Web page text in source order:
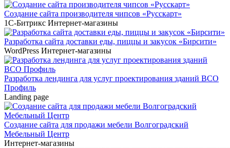
Создание сайта производителя чипсов «Русскарт»
1С-Битрикс Интернет-магазины
Разработка сайта доставки еды, пиццы и закусок «Бирсити»
WordPress Интернет-магазины
Разработка лендинга для услуг проектирования зданий ВСО
Профиль
Landing page
Создание сайта для продажи мебели Волгоградский
Мебельный Центр
Интернет-магазины